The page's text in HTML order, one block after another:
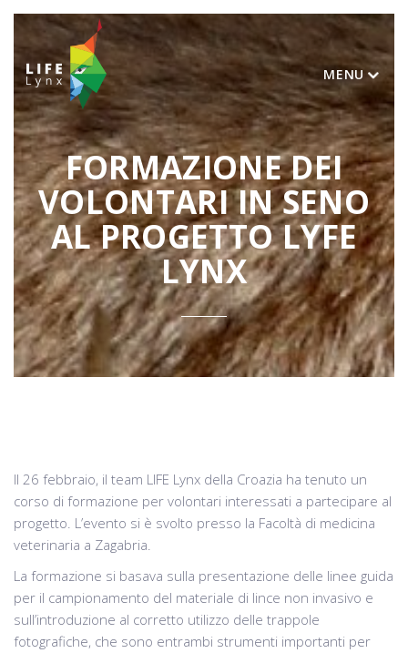
MENU
FORMAZIONE DEI
VOLONTARI IN SENO
AL PROGETTO LYFE
LYNX
Il 26 febbraio, il team LIFE Lynx della Croazia ha tenuto un
corso di formazione per volontari interessati a partecipare al
progetto. L’evento si è svolto presso la Facoltà di medicina
veterinaria a Zagabria.
La formazione si basava sulla presentazione delle linee guida
per il campionamento del materiale di lince non invasivo e
sull’introduzione al corretto utilizzo delle trappole
fotografiche, che sono entrambi strumenti importanti per